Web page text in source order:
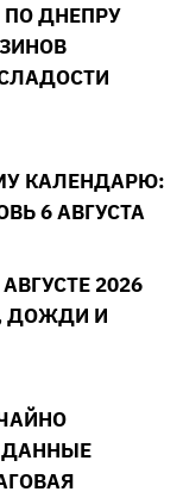
ПО ДНЕПРУ
КАЛЕНДАРЮ:
6 АВГУСТА
2026
ДОЖДИ И